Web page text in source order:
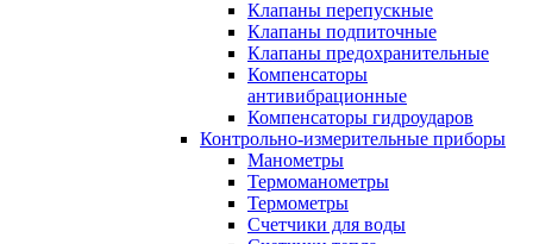
Клапаны перепускные
Клапаны подпиточные
Клапаны предохранительные
Компенсаторы
антивибрационные
Компенсаторы гидроударов
Контрольно-измерительные приборы
Манометры
Термоманометры
Термометры
Счетчики для воды